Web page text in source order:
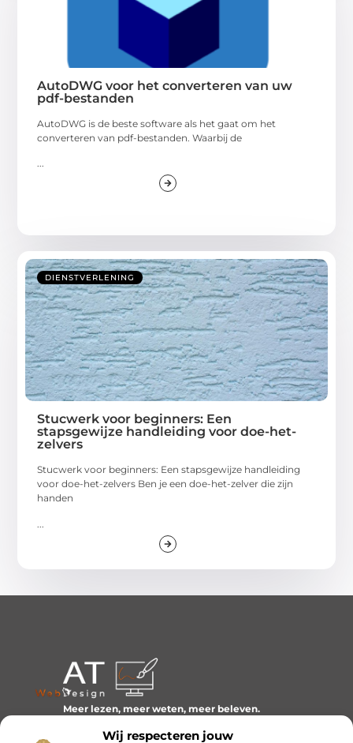
Wij respecteren jouw
AutoDWG voor het converteren van uw
pdf-bestanden
AutoDWG is de beste software als het gaat om het
converteren van pdf-bestanden. Waarbij de
...
DIENSTVERLENING
Stucwerk voor beginners: Een
stapsgewijze handleiding voor doe-het-
zelvers
Stucwerk voor beginners: Een stapsgewijze handleiding
voor doe-het-zelvers Ben je een doe-het-zelver die zijn
handen
Meer lezen, meer weten, meer beleven.
het dagelijks leven boeiend maakt.